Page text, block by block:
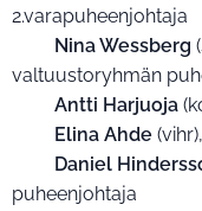
2.varapuheenjohtaja
Nina Wessberg
valtuustoryhmän
Antti Harjuoja
Elina Ahde
Daniel
puheenjohtaja